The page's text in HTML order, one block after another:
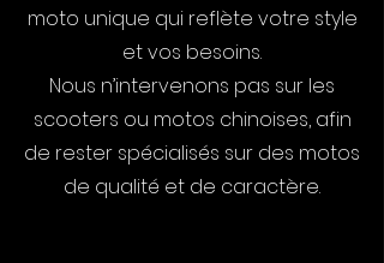
moto unique qui reflète votre style
et vos besoins.
Nous n’intervenons pas sur les
scooters ou motos chinoises, afin
de rester spécialisés sur des motos
de qualité et de caractère.